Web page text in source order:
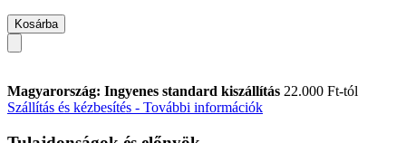
Kosárba
Magyarország: Ingyenes standard kiszállítás 22.000 Ft-tól
Szállítás és kézbesítés - További információk